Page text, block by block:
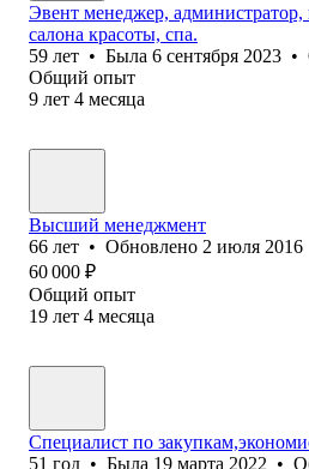
Эвент менеджер, администратор,
салона красоты, спа.
59 лет • Была 6 сентября 2023 •
Общий опыт
9 лет 4 месяца
Высший менеджмент
66 лет • Обновлено 2 июля 2016
60 000 ₽
Общий опыт
19 лет 4 месяца
Специалист по
51 год • Была 19 марта 2022 •